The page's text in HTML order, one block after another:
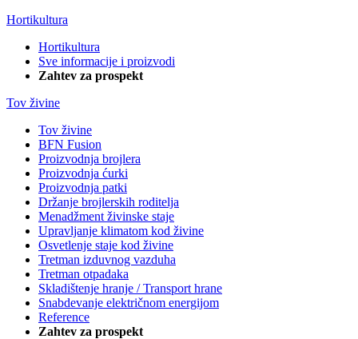
Hortikultura
Hortikultura
Sve informacije i proizvodi
Zahtev za prospekt
Tov živine
Tov živine
BFN Fusion
Proizvodnja brojlera
Proizvodnja ćurki
Proizvodnja patki
Držanje brojlerskih roditelja
Menadžment živinske staje
Upravljanje klimatom kod živine
Osvetlenje staje kod živine
Tretman izduvnog vazduha
Tretman otpadaka
Skladištenje hranje / Transport hrane
Snabdevanje električnom energijom
Reference
Zahtev za prospekt